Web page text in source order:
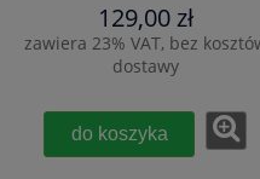
129,00 zł
zawiera 23% VAT, bez
dostawy
do koszyka